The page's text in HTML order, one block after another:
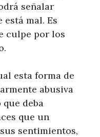
señalar
está mal. Es
culpe por los
esta forma de
abusiva
que deba
que un
sentimientos,